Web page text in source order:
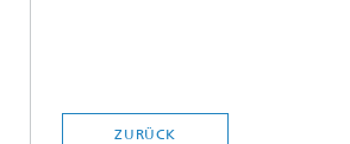
ZURÜCK